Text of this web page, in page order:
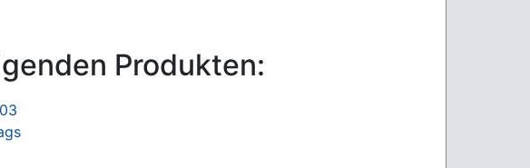
Produkten: